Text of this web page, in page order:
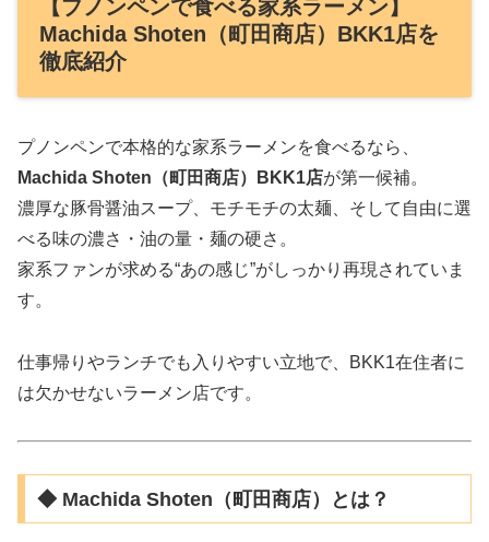
【プノンペンで食べる家系ラーメン】
Machida Shoten（町田商店）BKK1店を
徹底紹介
プノンペンで本格的な家系ラーメンを食べるなら、
Machida Shoten（町田商店）BKK1店が第一候補。
濃厚な豚骨醤油スープ、モチモチの太麺、そして自由に選
べる味の濃さ・油の量・麺の硬さ。
家系ファンが求める“あの感じ”がしっかり再現されていま
す。
仕事帰りやランチでも入りやすい立地で、BKK1在住者に
は欠かせないラーメン店です。
◆ Machida Shoten（町田商店）とは？